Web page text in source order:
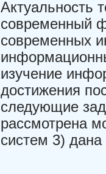
Актуальность
современный
современных
изучение
достижения
следующие
рассмотрена
систем 3)